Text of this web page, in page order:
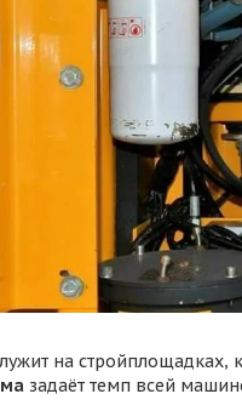
на
задаёт темп всей